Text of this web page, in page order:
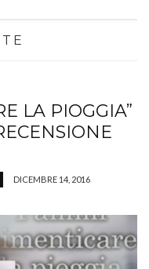
LA PIOGGIA”
DICEMBRE 14, 2016